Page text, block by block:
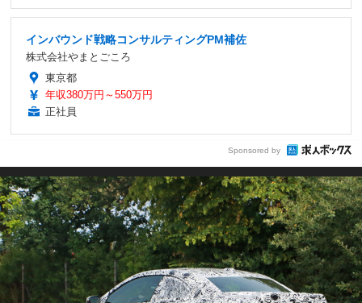
インバウンド戦略コンサルティングPM補佐
株式会社やまとごころ
東京都
年収380万円～550万円
正社員
Sponsored by